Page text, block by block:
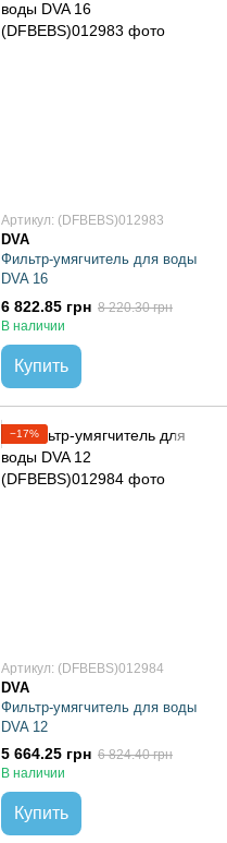
Артикул: (DFBEBS)012983
DVA
Фильтр-умягчитель для воды
DVA 16
6 822.85 грн 8 220.30 грн
В наличии
Купить
−17%
Артикул: (DFBEBS)012984
DVA
Фильтр-умягчитель для воды
DVA 12
5 664.25 грн 6 824.40 грн
В наличии
Купить